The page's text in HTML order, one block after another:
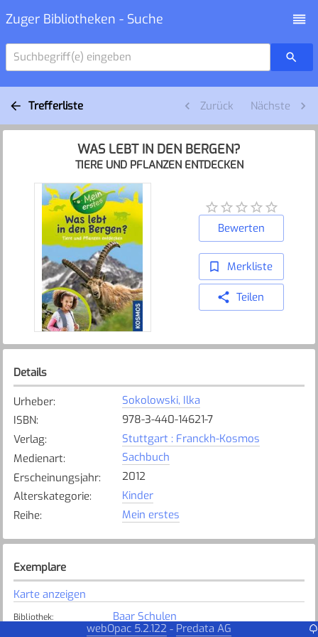
Zuger Bibliotheken - Suche
Suchbegriff(e) eingeben
Trefferliste Zurück Nächste
WAS LEBT IN DEN BERGEN?
TIERE UND PFLANZEN ENTDECKEN
Bewerten
Merkliste
Teilen
Details
Urheber:
Sokolowski, Ilka
ISBN:
978-3-440-14621-7
Verlag:
Stuttgart : Franckh-Kosmos
Medienart:
Sachbuch
Erscheinungsjahr:
2012
Alterskategorie:
Kinder
Reihe: Mein erstes
Exemplare
Karte anzeigen
Bibliothek: Baar Schulen
Verfügbar
webOpac 5.2.122 - Predata AG